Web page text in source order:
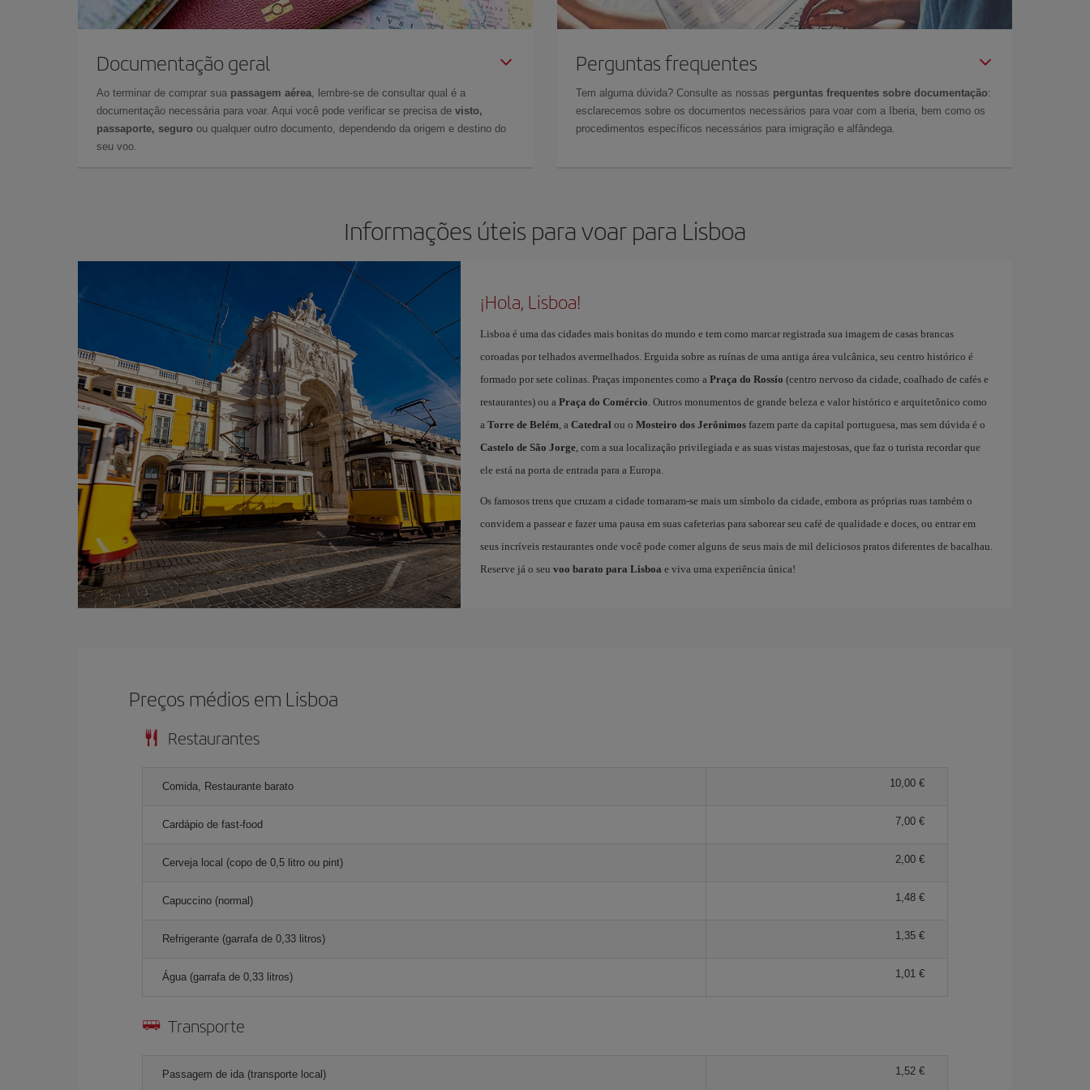
Documentação geral
Ao terminar de comprar sua passagem aérea, lembre-se de consultar qual é a
documentação necessária para voar. Aqui você pode verificar se precisa de visto,
passaporte, seguro ou qualquer outro documento, dependendo da origem e destino do
seu voo.
Perguntas frequentes
Tem alguma dúvida? Consulte as nossas perguntas frequentes sobre documentação:
esclarecemos sobre os documentos necessários para voar com a Iberia, bem como os
procedimentos específicos necessários para imigração e alfândega.
Informações úteis para voar para Lisboa
¡Hola, Lisboa!
Lisboa é uma das cidades mais bonitas do mundo e tem como marcar registrada sua imagem de casas brancas
coroadas por telhados avermelhados. Erguida sobre as ruínas de uma antiga área vulcânica, seu centro histórico é
formado por sete colinas. Praças imponentes como a Praça do Rossío (centro nervoso da cidade, coalhado de cafés e
restaurantes) ou a Praça do Comércio. Outros monumentos de grande beleza e valor histórico e arquitetônico como
a Torre de Belém, a Catedral ou o Mosteiro dos Jerônimosfazem parte da capital portuguesa, mas sem dúvida é o
Castelo de São Jorge, com a sua localização privilegiada e as suas vistas majestosas, que faz o turista recordar que
ele está na porta de entrada para a Europa.
Os famosos trens que cruzam a cidade tornaram-se mais um símbolo da cidade, embora as próprias ruas também o
convidem a passear e fazer uma pausa em suas cafeterias para saborear seu café de qualidade e doces, ou entrar em
seus incríveis restaurantes onde você pode comer alguns de seus mais de mil deliciosos pratos diferentes de bacalhau.
Reserve já o seu voo barato para Lisboa e viva uma experiência única!
Preços médios em Lisboa
Restaurantes
Comida, Restaurante barato 10,00 €
Cardápio de fast-food 7,00 €
Cerveja local (copo de 0,5 litro ou pint) 2,00 €
Capuccino (normal) 1,48 €
Refrigerante (garrafa de 0,33 litros) 1,35 €
Água (garrafa de 0,33 litros) 1,01 €
Transporte
Passagem de ida (transporte local) 1,52 €